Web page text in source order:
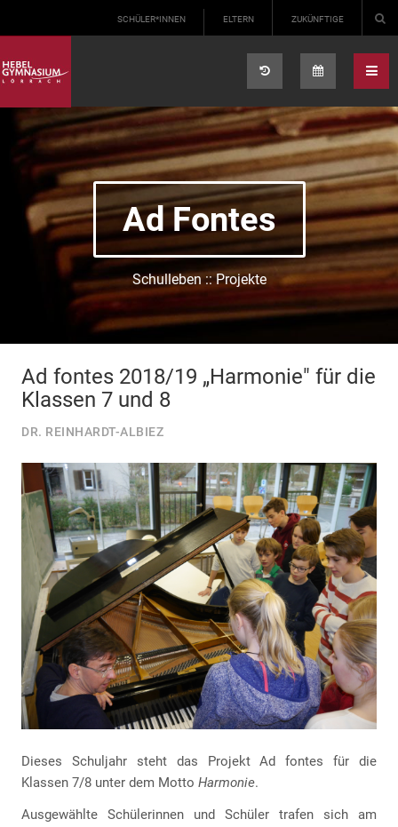
SCHÜLER*INNEN ELTERN ZUKÜNFTIGE
Ad Fontes
Schulleben :: Projekte
Ad fontes 2018/19 „Harmonie" für die
Klassen 7 und 8
DR. REINHARDT-ALBIEZ
Dieses Schuljahr steht das Projekt Ad fontes für die
Klassen 7/8 unter dem Motto Harmonie.
Ausgewählte Schülerinnen und Schüler trafen sich am